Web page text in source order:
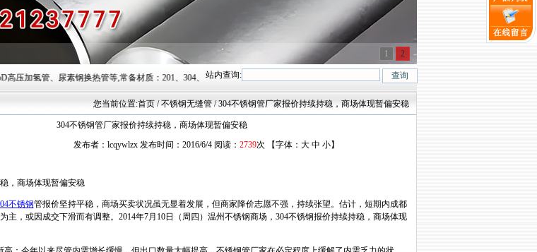
无缝钢管 1 2
氢管、尿素钢换热管等,常备材质：201、304、304L、316、316L、321等六大常用钢种及2520、309S、904L、317L、347H、2205等特殊
站内查询:
您当前位置:首页 / 不锈钢无缝管 / 304不锈钢管厂家报价持续持稳，商场体现暂偏安稳
304不锈钢管厂家报价持续持稳，商场体现暂偏安稳
发布者：lcqywlzx 发布时间：2016/6/4 阅读： 2739次 【字体： 大 中 小】
，商场体现暂偏安稳
不锈钢管报价坚持平稳，商场买卖状况虽无显着发展，但商家降价志愿不强，持续张望。估计，短期内成都
主，或因成交下滑而有调整。2014年7月10日（周四）温州不锈钢商场，304不锈钢报价持续持稳，商场体现